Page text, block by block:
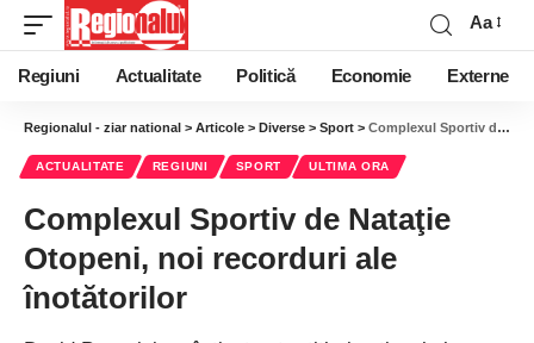
Aa
Regiuni Actualitate Politică Economie Externe
Regionalul - ziar national > Articole > Diverse > Sport > Complexul Sportiv de Nataţie Otopeni, noi recorduri ale înotătorilor
ACTUALITATE REGIUNI SPORT ULTIMA ORA
Complexul Sportiv de Nataţie
Otopeni, noi recorduri ale
înotătorilor